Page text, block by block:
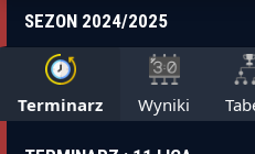
SEZON 2024/2025
Terminarz Wyniki